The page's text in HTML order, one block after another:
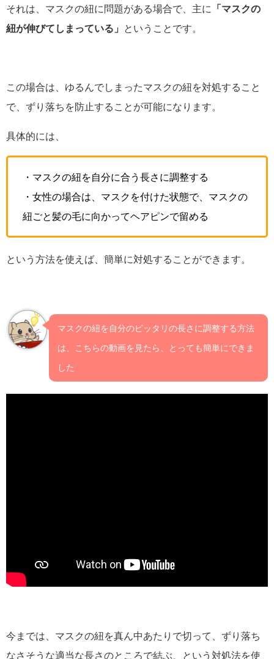
それは、マスクの紐に問題がある場合で、主に
「マスクの
紐が伸びてしまっている」
ということです。
この場合は、ゆるんでしまったマスクの紐を対処すること
で、ずり落ちを防止することが可能になります。
具体的には、
・マスクの紐を自分に合う長さに調整する
・女性の場合は、マスクを付けた状態で、マスクの
紐ごと髪の毛に向かってヘアピンで留める
という方法を使えば、簡単に対処することができます。
マスクの紐を自分のピッタリの長さに調整する方法
は、こちらの動画を見たら、とっても簡単にできま
した
今までは、マスクの紐を真ん中あたりで切って、ずり落ち
なさそうな適当な長さのところで結ぶ、という対処法を使